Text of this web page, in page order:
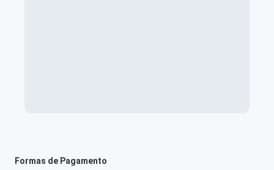
Formas de Pagamento